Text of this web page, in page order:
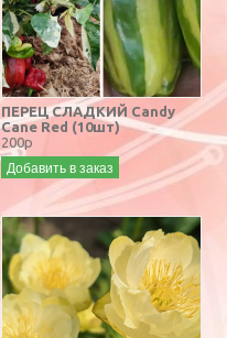
ПЕРЕЦ СЛАДКИЙ Candy
Cane Red (10шт)
200р
Добавить в заказ